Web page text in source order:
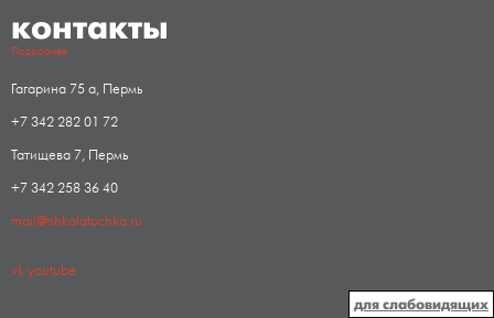
контакты
Подробнее
Гагарина 75 а, Пермь
+7 342 282 01 72
Татищева 7, Пермь
+7 342 258 36 40
mail@shkolatochka.ru
vkyoutube
для слабовидящих